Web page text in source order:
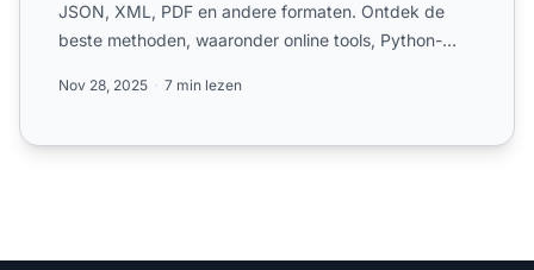
JSON, XML, PDF en andere formaten. Ontdek de
beste methoden, waaronder online tools, Python-
Nov 28, 2025 7 min lezen